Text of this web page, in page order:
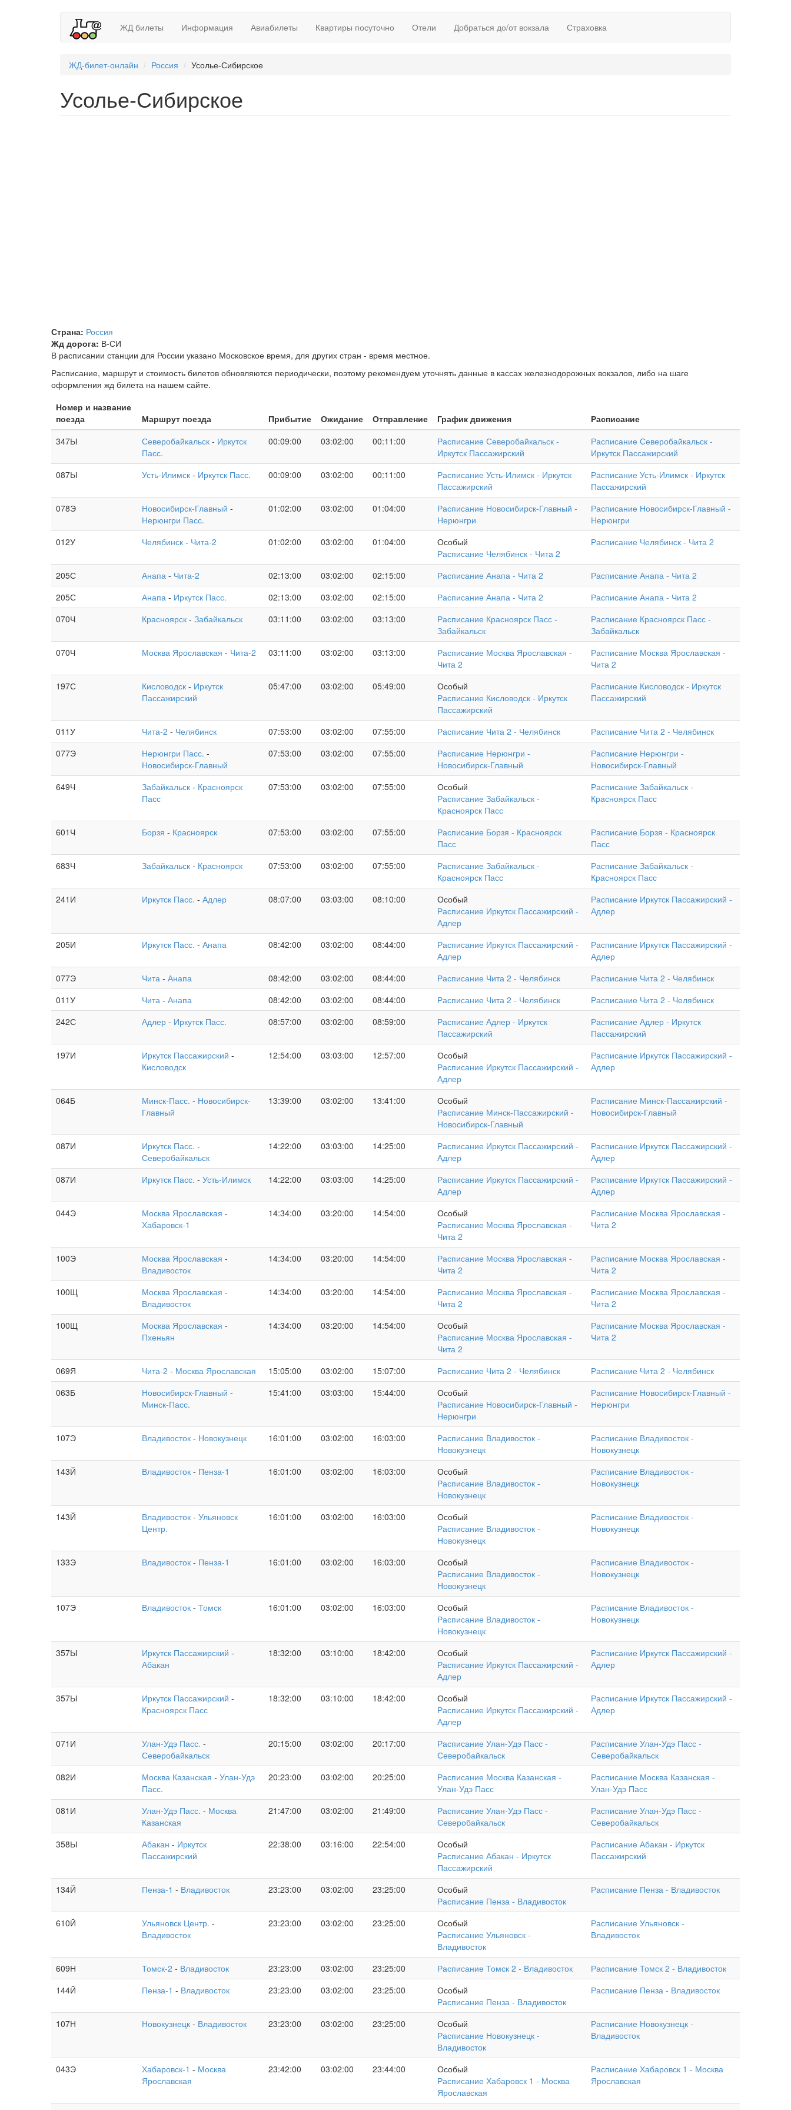
ЖД билеты Информация Авиабилеты Квартиры посуточно Отели Добраться до/от вокзала Страховка
ЖД-билет-онлайн Россия Усолье-Сибирское
Усолье-Сибирское
Страна: Россия
Жд дорога: В-СИ
В расписании станции для России указано Московское время, для других стран - время местное.
Расписание, маршрут и стоимость билетов обновляются периодически, поэтому рекомендуем уточнять данные в кассах железнодорожных вокзалов, либо на шаге
оформления жд билета на нашем сайте.
Номер и название
поезда
Маршрут поезда Прибытие Ожидание Отправление График движения
Расписание
347Ы
Северобайкальск - Иркутск
Пасс.
00:09:00 03:02:00 00:11:00
Расписание Северобайкальск -
Иркутск Пассажирский
Расписание Северобайкальск -
Иркутск Пассажирский
087Ы
Усть-Илимск - Иркутск Пасс. 00:09:00 03:02:00 00:11:00
Расписание Усть-Илимск - Иркутск
Пассажирский
Расписание Усть-Илимск - Иркутск
Пассажирский
078Э
Новосибирск-Главный -
Нерюнгри Пасс.
01:02:00 03:02:00 01:04:00
Расписание Новосибирск-Главный -
Нерюнгри
Расписание Новосибирск-Главный -
Нерюнгри
012У
Челябинск - Чита-2 01:02:00 03:02:00 01:04:00
Особый
Расписание Челябинск - Чита 2
Расписание Челябинск - Чита 2
205С Анапа - Чита-2 02:13:00 03:02:00 02:15:00 Расписание Анапа - Чита 2
Расписание Анапа - Чита 2
205С
Анапа - Иркутск Пасс. 02:13:00 03:02:00 02:15:00 Расписание Анапа - Чита 2
Расписание Анапа - Чита 2
070Ч
Красноярск - Забайкальск 03:11:00 03:02:00 03:13:00
Расписание Красноярск Пасс -
Забайкальск
Расписание Красноярск Пасс -
Забайкальск
070Ч
Москва Ярославская - Чита-2 03:11:00 03:02:00 03:13:00
Расписание Москва Ярославская -
Чита 2
Расписание Москва Ярославская -
Чита 2
197С
Кисловодск - Иркутск
Пассажирский
05:47:00 03:02:00 05:49:00
Особый
Расписание Кисловодск - Иркутск
Пассажирский
Расписание Кисловодск - Иркутск
Пассажирский
011У Чита-2 - Челябинск 07:53:00 03:02:00 07:55:00 Расписание Чита 2 - Челябинск
Расписание Чита 2 - Челябинск
077Э
Нерюнгри Пасс. -
Новосибирск-Главный
07:53:00 03:02:00 07:55:00
Расписание Нерюнгри -
Новосибирск-Главный
Расписание Нерюнгри -
Новосибирск-Главный
649Ч
Забайкальск - Красноярск
Пасс
07:53:00 03:02:00 07:55:00
Особый
Расписание Забайкальск -
Красноярск Пасс
Расписание Забайкальск -
Красноярск Пасс
601Ч Борзя - Красноярск 07:53:00 03:02:00 07:55:00
Расписание Борзя - Красноярск
Пасс
Расписание Борзя - Красноярск
Пасс
683Ч
Забайкальск - Красноярск 07:53:00 03:02:00 07:55:00
Расписание Забайкальск -
Красноярск Пасс
Расписание Забайкальск -
Красноярск Пасс
241И
Иркутск Пасс. - Адлер 08:07:00 03:03:00 08:10:00
Особый
Расписание Иркутск Пассажирский -
Адлер
Расписание Иркутск Пассажирский -
Адлер
205И Иркутск Пасс. - Анапа 08:42:00 03:02:00 08:44:00
Расписание Иркутск Пассажирский -
Адлер
Расписание Иркутск Пассажирский -
Адлер
077Э
Чита - Анапа 08:42:00 03:02:00 08:44:00 Расписание Чита 2 - Челябинск
Расписание Чита 2 - Челябинск
011У
Чита - Анапа 08:42:00 03:02:00 08:44:00 Расписание Чита 2 - Челябинск
Расписание Чита 2 - Челябинск
242С
Адлер - Иркутск Пасс. 08:57:00 03:02:00 08:59:00
Расписание Адлер - Иркутск
Пассажирский
Расписание Адлер - Иркутск
Пассажирский
197И
Иркутск Пассажирский -
Кисловодск
12:54:00 03:03:00 12:57:00
Особый
Расписание Иркутск Пассажирский -
Адлер
Расписание Иркутск Пассажирский -
Адлер
064Б Минск-Пасс. - Новосибирск-
Главный
13:39:00 03:02:00 13:41:00
Особый
Расписание Минск-Пассажирский -
Новосибирск-Главный
Расписание Минск-Пассажирский -
Новосибирск-Главный
087И Иркутск Пасс. -
Северобайкальск
14:22:00 03:03:00 14:25:00
Расписание Иркутск Пассажирский -
Адлер
Расписание Иркутск Пассажирский -
Адлер
087И
Иркутск Пасс. - Усть-Илимск 14:22:00 03:03:00 14:25:00
Расписание Иркутск Пассажирский -
Адлер
Расписание Иркутск Пассажирский -
Адлер
044Э
Москва Ярославская -
Хабаровск-1
14:34:00 03:20:00 14:54:00
Особый
Расписание Москва Ярославская -
Чита 2
Расписание Москва Ярославская -
Чита 2
100Э Москва Ярославская -
Владивосток
14:34:00 03:20:00 14:54:00
Расписание Москва Ярославская -
Чита 2
Расписание Москва Ярославская -
Чита 2
100Щ
Москва Ярославская -
Владивосток
14:34:00 03:20:00 14:54:00
Расписание Москва Ярославская -
Чита 2
Расписание Москва Ярославская -
Чита 2
100Щ
Москва Ярославская -
Пхеньян
14:34:00 03:20:00 14:54:00
Особый
Расписание Москва Ярославская -
Чита 2
Расписание Москва Ярославская -
Чита 2
069Я Чита-2 - Москва Ярославская 15:05:00 03:02:00 15:07:00 Расписание Чита 2 - Челябинск
Расписание Чита 2 - Челябинск
063Б
Новосибирск-Главный -
Минск-Пасс.
15:41:00 03:03:00 15:44:00
Особый
Расписание Новосибирск-Главный -
Нерюнгри
Расписание Новосибирск-Главный -
Нерюнгри
107Э Владивосток - Новокузнецк 16:01:00 03:02:00 16:03:00
Расписание Владивосток -
Новокузнецк
Расписание Владивосток -
Новокузнецк
143Й
Владивосток - Пенза-1 16:01:00 03:02:00 16:03:00
Особый
Расписание Владивосток -
Новокузнецк
Расписание Владивосток -
Новокузнецк
143Й Владивосток - Ульяновск
Центр.
16:01:00 03:02:00 16:03:00
Особый
Расписание Владивосток -
Новокузнецк
Расписание Владивосток -
Новокузнецк
133Э Владивосток - Пенза-1 16:01:00 03:02:00 16:03:00
Особый
Расписание Владивосток -
Новокузнецк
Расписание Владивосток -
Новокузнецк
107Э Владивосток - Томск 16:01:00 03:02:00 16:03:00
Особый
Расписание Владивосток -
Новокузнецк
Расписание Владивосток -
Новокузнецк
357Ы Иркутск Пассажирский -
Абакан
18:32:00 03:10:00 18:42:00
Особый
Расписание Иркутск Пассажирский -
Адлер
Расписание Иркутск Пассажирский -
Адлер
357Ы Иркутск Пассажирский -
Красноярск Пасс
18:32:00 03:10:00 18:42:00
Особый
Расписание Иркутск Пассажирский -
Адлер
Расписание Иркутск Пассажирский -
Адлер
071И Улан-Удэ Пасс. -
Северобайкальск
20:15:00 03:02:00 20:17:00
Расписание Улан-Удэ Пасс -
Северобайкальск
Расписание Улан-Удэ Пасс -
Северобайкальск
082И
Москва Казанская - Улан-Удэ
Пасс.
20:23:00 03:02:00 20:25:00
Расписание Москва Казанская -
Улан-Удэ Пасс
Расписание Москва Казанская -
Улан-Удэ Пасс
081И
Улан-Удэ Пасс. - Москва
Казанская
21:47:00 03:02:00 21:49:00
Расписание Улан-Удэ Пасс -
Северобайкальск
Расписание Улан-Удэ Пасс -
Северобайкальск
358Ы
Абакан - Иркутск
Пассажирский
22:38:00 03:16:00 22:54:00
Особый
Расписание Абакан - Иркутск
Пассажирский
Расписание Абакан - Иркутск
Пассажирский
134Й Пенза-1 - Владивосток 23:23:00 03:02:00 23:25:00
Особый
Расписание Пенза - Владивосток
Расписание Пенза - Владивосток
610Й Ульяновск Центр. -
Владивосток
23:23:00 03:02:00 23:25:00
Особый
Расписание Ульяновск -
Владивосток
Расписание Ульяновск -
Владивосток
609Н Томск-2 - Владивосток 23:23:00 03:02:00 23:25:00 Расписание Томск 2 - Владивосток
Расписание Томск 2 - Владивосток
144Й
Пенза-1 - Владивосток 23:23:00 03:02:00 23:25:00
Особый
Расписание Пенза - Владивосток
Расписание Пенза - Владивосток
107Н Новокузнецк - Владивосток 23:23:00 03:02:00 23:25:00
Особый
Расписание Новокузнецк -
Владивосток
Расписание Новокузнецк -
Владивосток
043Э Хабаровск-1 - Москва
Ярославская
23:42:00 03:02:00 23:44:00
Особый
Расписание Хабаровск 1 - Москва
Ярославская
Расписание Хабаровск 1 - Москва
Ярославская